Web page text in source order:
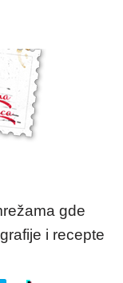
gde
i recepte